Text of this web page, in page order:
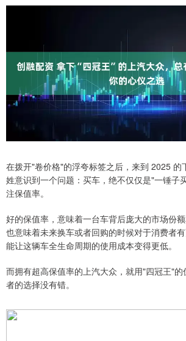
在拨开"卷价格"的浮夸标签之后，来到 2025 的
姓意识到一个问题：买车，绝不仅仅是"一锤子
注保值率。
好的保值率，意味着一台车背后庞大的市场份
也意味着未来换车或者回购的时候对于消费者
能让这辆车全生命周期的使用成本变得更低。
而拥有超高保值率的上汽大众，就用"四冠王"
者的选择没有错。